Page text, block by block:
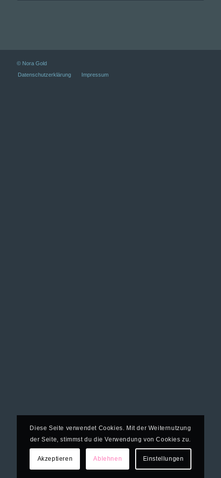
Diese Seite verwendet Cookies. Mit der Weiternutzung
der Seite, stimmst du die Verwendung von Cookies zu.
Akzeptieren Ablehnen Einstellungen